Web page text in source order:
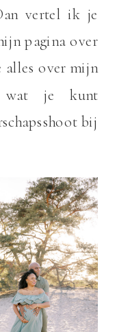
vertel ik je
pagina over
alles over mijn
wat je kunt
bij